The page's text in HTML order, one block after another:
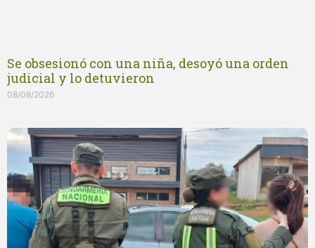
Se obsesionó con una niña, desoyó una orden
judicial y lo detuvieron
08/08/2026